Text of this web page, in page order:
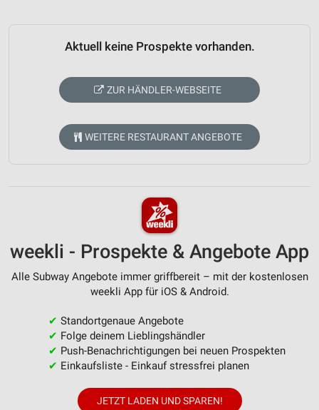
Aktuell keine Prospekte vorhanden.
ZUR HÄNDLER-WEBSEITE
WEITERE RESTAURANT ANGEBOTE
weekli - Prospekte & Angebote App
Alle Subway Angebote immer griffbereit – mit der kostenlosen
weekli App für iOS & Android.
✔ Standortgenaue Angebote
✔ Folge deinem Lieblingshändler
✔ Push-Benachrichtigungen bei neuen Prospekten
✔ Einkaufsliste - Einkauf stressfrei planen
JETZT LADEN UND SPAREN!